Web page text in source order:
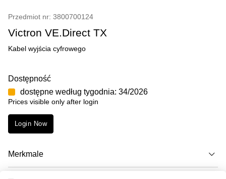
Przedmiot nr: 3800700124
Victron VE.Direct TX
Kabel wyjścia cyfrowego
Dostępność
dostępne według tygodnia: 34/2026
Prices visible only after login
Login Now
Merkmale